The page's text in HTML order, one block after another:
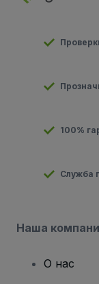
100%
Служба
Наша
О нас